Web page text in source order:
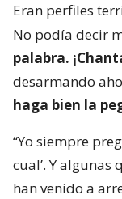
Eran perfiles
No podía decir
palabra.
desarmando
haga bien la
“Yo siempre
cual’. Y algunas
han venido a